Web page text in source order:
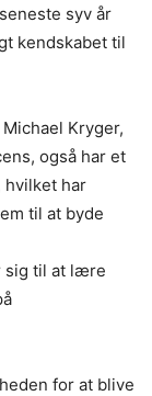
syv år
kendskabet til
Kryger,
også har et
hvilket har
til at byde
sig til at lære
for at blive